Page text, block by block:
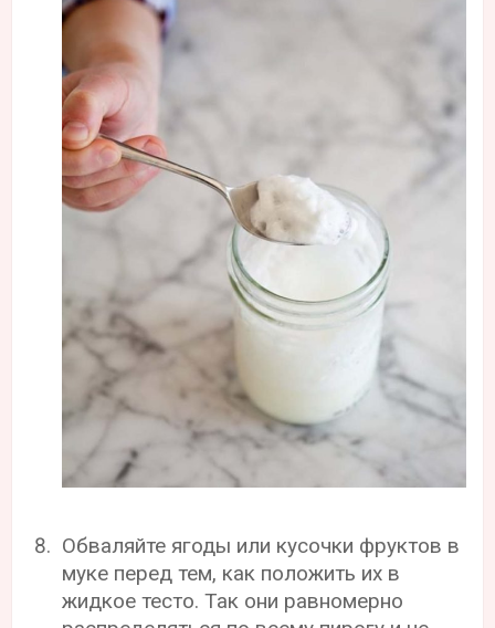
Обваляйте ягоды или кусочки фруктов в
муке перед тем, как положить их в
жидкое тесто. Так они равномерно